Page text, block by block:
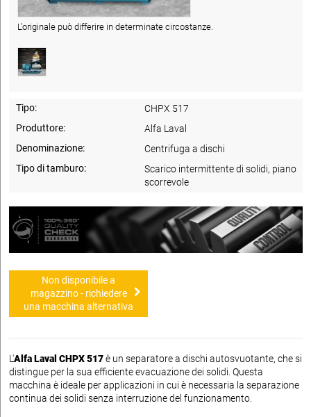
L'originale può differire in determinate circostanze.
Tipo:
CHPX 517
Produttore:
Alfa Laval
Denominazione:
Centrifuga a dischi
Tipo di tamburo:
Scarico intermittente di solidi, piano
scorrevole
Non disponibile a
magazzino - richiedere
una macchina alternativa
L'Alfa Laval CHPX 517è un separatore a dischi autosvuotante, che si
distingue per la sua efficiente evacuazione dei solidi. Questa
macchina è ideale per applicazioni in cui è necessaria la separazione
continua dei solidi senza interruzione del funzionamento.